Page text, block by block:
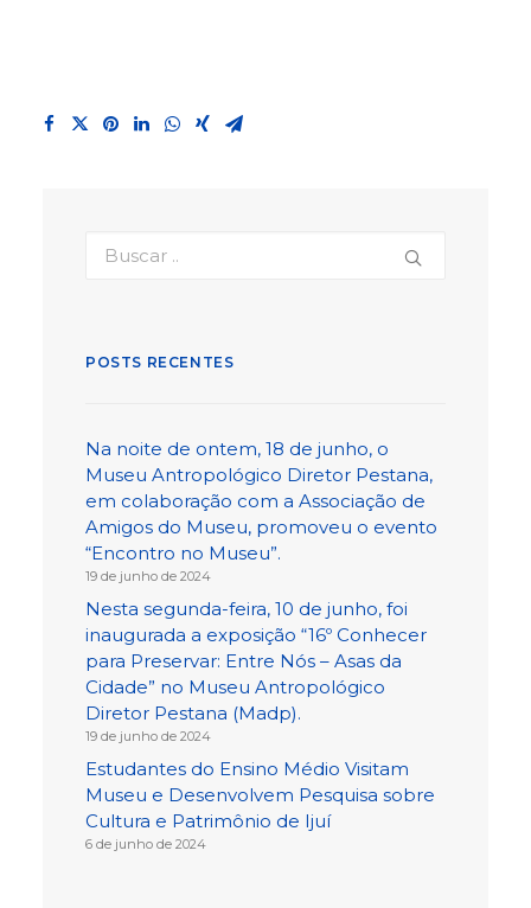
POSTS RECENTES
Na noite de ontem, 18 de junho, o
Museu Antropológico Diretor Pestana,
em colaboração com a Associação de
Amigos do Museu, promoveu o evento
“Encontro no Museu”.
19 de junho de 2024
Nesta segunda-feira, 10 de junho, foi
inaugurada a exposição “16º Conhecer
para Preservar: Entre Nós – Asas da
Cidade” no Museu Antropológico
Diretor Pestana (Madp).
19 de junho de 2024
Estudantes do Ensino Médio Visitam
Museu e Desenvolvem Pesquisa sobre
Cultura e Patrimônio de Ijuí
6 de junho de 2024